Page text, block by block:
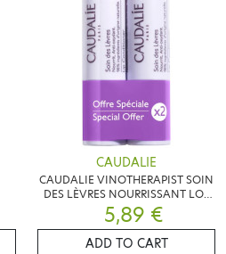
CAUDALIE
CAUDALIE VINOTHERAPIST SOIN
DES LÈVRES NOURRISSANT LOT
DE 2X4.5G
5,89 €
ADD TO CART